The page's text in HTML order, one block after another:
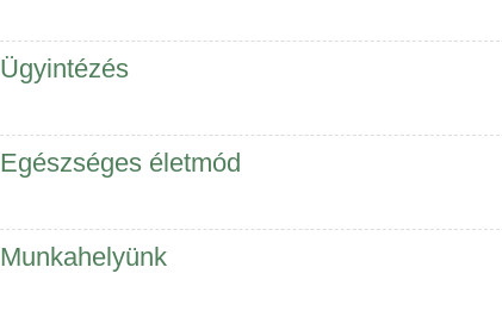
Ügyintézés
Egészséges életmód
Munkahelyünk